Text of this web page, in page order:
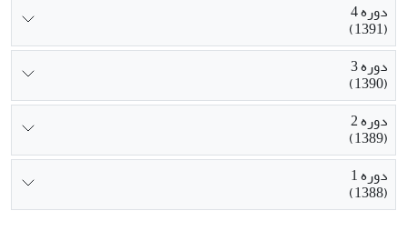
دوره 4
(1391)
دوره 3
(1390)
دوره 2
(1389)
دوره 1
(1388)